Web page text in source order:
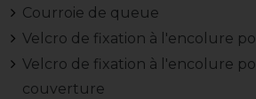
Courroie de queue
Velcro de fixation à l'encolure
Velcro de fixation à l'encolure
couverture